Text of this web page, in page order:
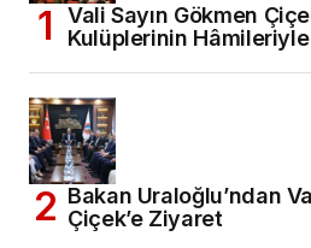
Vali Sayın Gökmen
Kulüplerinin
Bakan Uraloğlu’ndan
Çiçek’e Ziyaret